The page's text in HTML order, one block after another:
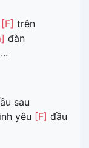
[F] trên
đàn
sau
yêu [F] đầu